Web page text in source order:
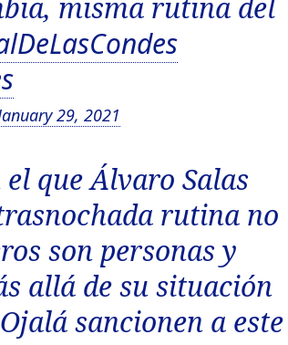
misma rutina del
29, 2021
que Álvaro Salas
rutina no
son personas y
allá de su situación
sancionen a este